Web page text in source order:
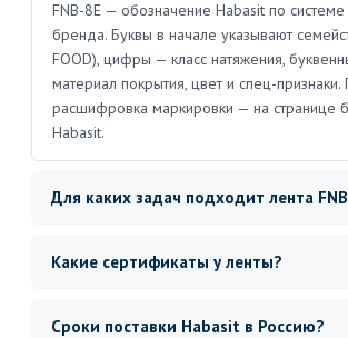
FNB-8E — обозначение Habasit по
бренда. Буквы в начале указывают
FOOD), цифры — класс натяжения,
материал покрытия, цвет и спец-
расшифровка маркировки — на странице
Habasit.
Для каких задач подходит лента
Какие сертификаты у ленты?
Сроки поставки Habasit в Россию?